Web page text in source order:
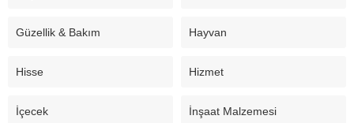
Güzellik & Bakım Hayvan
Hisse Hizmet
İçecek İnşaat Malzemesi